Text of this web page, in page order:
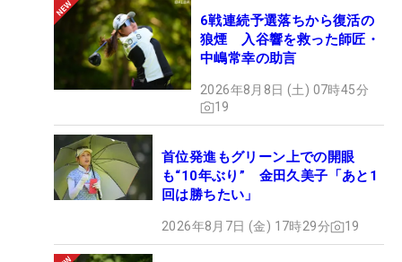
6戦連続予選落ちから復活の
狼煙 入谷響を救った師匠・
中嶋常幸の助言
2026年8月8日 (土) 07時45分
19
首位発進もグリーン上での開眼
も“10年ぶり” 金田久美子「あと1
回は勝ちたい」
2026年8月7日 (金) 17時29分 19